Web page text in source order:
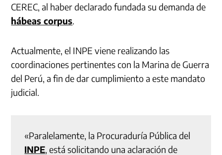
CEREC, al haber declarado fundada su demanda de
hábeas corpus.
Actualmente, el INPE viene realizando las
coordinaciones pertinentes con la Marina de Guerra
del Perú, a fin de dar cumplimiento a este mandato
judicial.
«Paralelamente, la Procuraduría Pública del
INPE, está solicitando una aclaración de